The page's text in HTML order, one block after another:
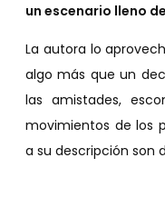
un escenario lleno
La autora lo
algo más que un
las amistades,
movimientos de los
a su descripción son